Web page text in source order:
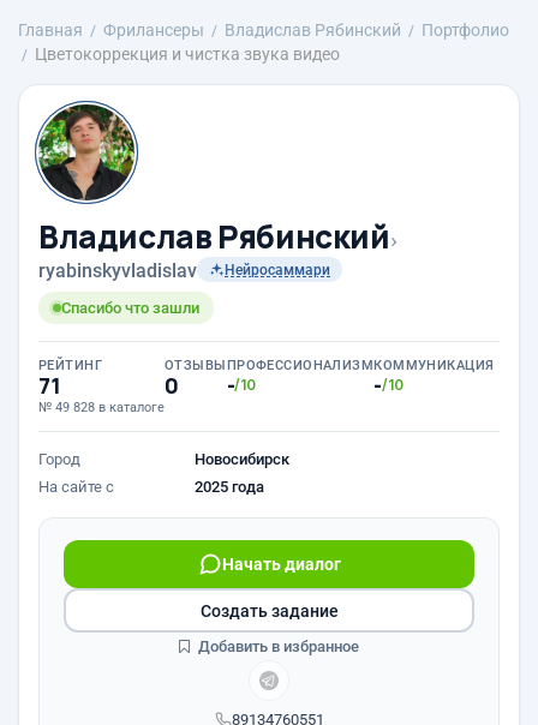
Главная Фрилансеры Владислав Рябинский
Портфолио
Цветокоррекция и чистка звука видео
Владислав Рябинский›
ryabinskyvladislav Нейросаммари
Спасибо что зашли
РЕЙТИНГ
71
№ 49 828 в каталоге
ОТЗЫВЫ
0
ПРОФЕССИОНАЛИЗМ
-/10
КОММУНИКАЦИЯ
-/10
Город
Новосибирск
На сайте с
2025 года
89134760551
Начать диалог
Создать задание
Добавить в избранное